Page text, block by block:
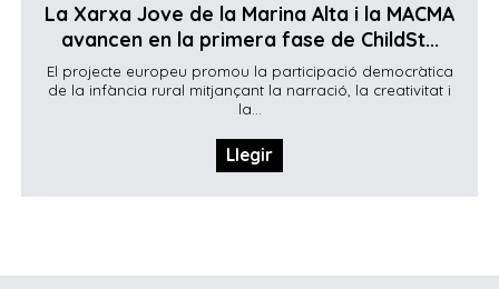
La Xarxa Jove de la Marina Alta i la MACMA
avancen en la primera fase de ChildSt...
El projecte europeu promou la participació democràtica
de la infància rural mitjançant la narració, la creativitat i
la...
Llegir